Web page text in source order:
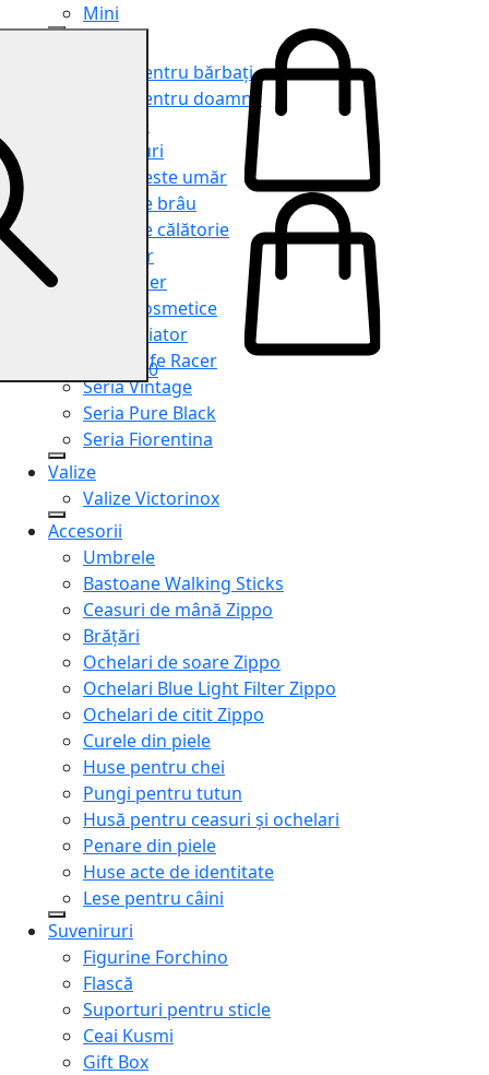
Mini
Genți pentru bărbați
Genți pentru doamne
Serviete
Rucsacuri
Genți peste umăr
Genți de brâu
Genți de călătorie
Shopper
Organiser
Truse cosmetice
Seria Aviator
Seria Cafe Racer
Seria Vintage
Seria Pure Black
Seria Fiorentina
Valize
Valize Victorinox
Accesorii
Umbrele
Bastoane Walking Sticks
Ceasuri de mână Zippo
Brățări
Ochelari de soare Zippo
Ochelari Blue Light Filter Zippo
Ochelari de citit Zippo
Curele din piele
Huse pentru chei
Pungi pentru tutun
Husă pentru ceasuri și ochelari
Penare din piele
Huse acte de identitate
Lese pentru câini
Suveniruri
Figurine Forchino
Flască
Suporturi pentru sticle
Ceai Kusmi
Gift Box
0